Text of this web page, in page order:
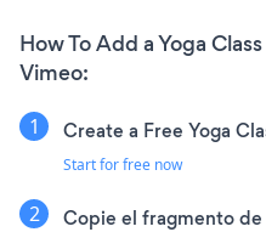
How To Add a Yoga
Vimeo:
Create a Free Yoga
Start for free now
Copie el fragmento de